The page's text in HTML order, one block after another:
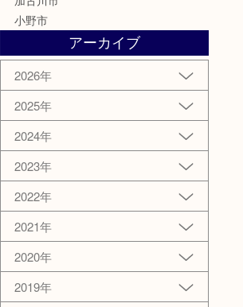
小野市
アーカイブ
2026年
2025年
2024年
2023年
2022年
2021年
2020年
2019年